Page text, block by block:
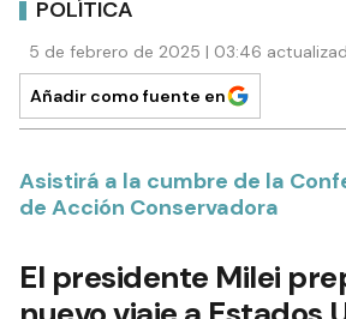
POLÍTICA
5 de febrero de 2025 | 03:46
Añadir como fuente en
Asistirá a la cumbre de la
de Acción Conservadora
El presidente Milei